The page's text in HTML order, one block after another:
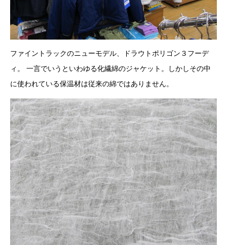
ファイントラックのニューモデル、ドラウトポリゴン３フーデ
ィ。 一言でいうといわゆる化繊綿のジャケット。しかしその中
に使われている保温材は従来の綿ではありません。